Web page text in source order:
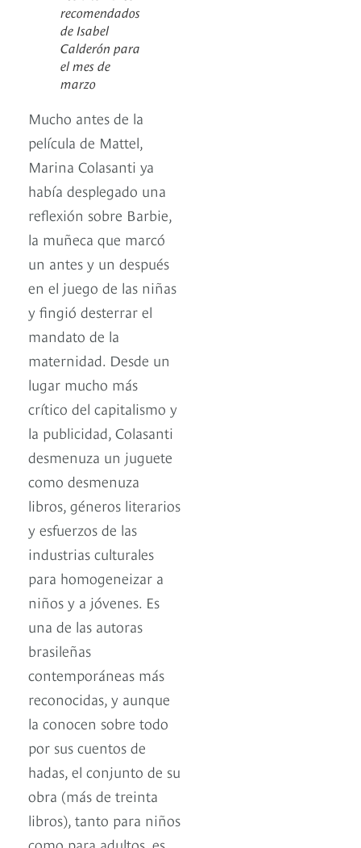
recomendados
de Isabel
Calderón para
el mes de
marzo
Mucho antes de la
película de Mattel,
Marina Colasanti ya
había desplegado una
reflexión sobre Barbie,
la muñeca que marcó
un antes y un después
en el juego de las niñas
y fingió desterrar el
mandato de la
maternidad. Desde un
lugar mucho más
crítico del capitalismo y
la publicidad, Colasanti
desmenuza un juguete
como desmenuza
libros, géneros literarios
y esfuerzos de las
industrias culturales
para homogeneizar a
niños y a jóvenes. Es
una de las autoras
brasileñas
contemporáneas más
reconocidas, y aunque
la conocen sobre todo
por sus cuentos de
hadas, el conjunto de su
obra (más de treinta
libros), tanto para niños
como para adultos, es